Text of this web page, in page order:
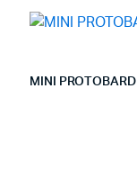
MINI PROTOBARD